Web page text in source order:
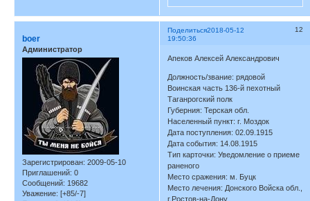
Поделиться 12
2018-05-12
19:50:36
boer
Администратор
Зарегистрирован: 2009-05-10
Приглашений: 0
Сообщений: 19682
Уважение: [+85/-7]
Апеков Алексей Александрович
Должность/звание: рядовой
Воинская часть 136-й пехотный
Таганрогский полк
Губерния: Терская обл.
Населенный пункт: г. Моздок
Дата поступления: 02.09.1915
Дата события: 14.08.1915
Тип карточки: Уведомление о приеме
раненого
Место сражения: м. Буцк
Место лечения: Донского Войска обл.,
г.Ростов-на-Дону